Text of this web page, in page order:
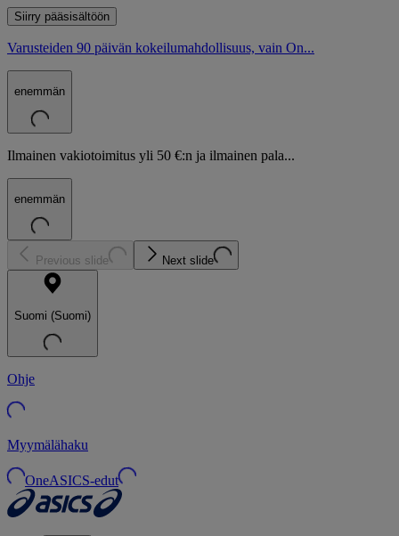
Siirry pääsisältöön
Varusteiden 90 päivän kokeilumahdollisuus, vain On...
enemmän
Ilmainen vakiotoimitus yli 50 €:n ja ilmainen pala...
enemmän
Previous slide Next slide
Suomi (Suomi)
Ohje
Myymälähaku
OneASICS-edut